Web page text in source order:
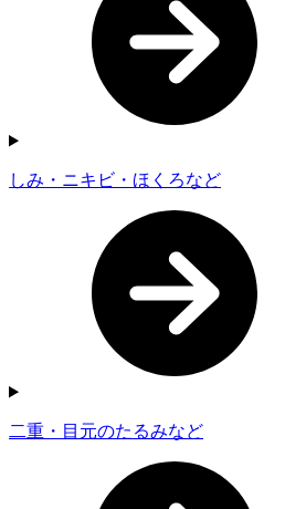
しみ・ニキビ・ほくろなど
二重・目元のたるみなど